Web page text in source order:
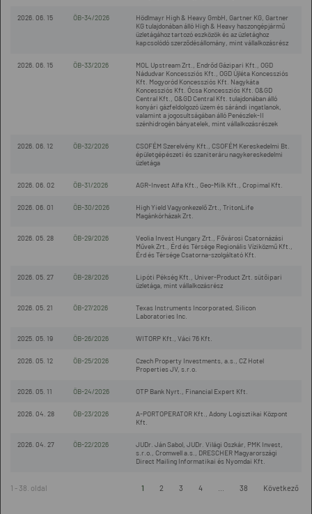
2026. 06. 15 ÖB-34/2026
Hödlmayr High & Heavy GmbH, Gartner KG, Gartner
KG tulajdonában álló High & Heavy haszongépjármű
üzletágához tartozó eszközök és az üzletághoz
kapcsolódó szerződésállomány, mint vállalkozásrész
2026. 06. 15 ÖB-33/2026
MOL Upstream Zrt., Endrőd Gázipari Kft., OGD
Nádudvar Koncessziós Kft., OGD Újléta Koncessziós
Kft. Mogyoród Koncessziós Kft. Nagykáta
Koncessziós Kft. Ócsa Koncessziós Kft. O&GD
Central Kft., O&GD Central Kft. tulajdonában álló
konyári gázfeldolgozó üzem és sárándi ingatlanok,
valamint a jogosultságában álló Penészlek-II
szénhidrogén bányatelek, mint vállalkozásrészek
2026. 06. 12 ÖB-32/2026
CSOFÉM Szerelvény Kft., CSOFÉM Kereskedelmi Bt.
épületgépészeti és szaniteráru nagykereskedelmi
üzletága
2026. 06. 02 ÖB-31/2026 AGR-Invest Alfa Kft., Geo-Milk Kft., Cropimal Kft.
2026. 06. 01 ÖB-30/2026
High Yield Vagyonkezelő Zrt., TritonLife
Magánkórházak Zrt.
2026. 05. 28 ÖB-29/2026
Veolia Invest Hungary Zrt., Fővárosi Csatornázási
Művek Zrt., Érd és Térsége Regionális Víziközmű Kft.,
Érd és Térsége Csatorna-szolgáltató Kft.
2026. 05. 27 ÖB-28/2026
Lipóti Pékség Kft., Univer-Product Zrt. sütőipari
üzletága, mint vállalkozásrész
2026. 05. 21 ÖB-27/2026
Texas Instruments Incorporated, Silicon
Laboratories Inc.
2025. 05. 19 ÖB-26/2026 WITORP Kft., Váci 76 Kft.
2026. 05. 12 ÖB-25/2026
Czech Property Investments, a.s., CZ Hotel
Properties JV, s.r.o.
2026. 05. 11 ÖB-24/2026 OTP Bank Nyrt., Financial Expert Kft.
2026. 04. 28 ÖB-23/2026
A-PORTOPERATOR Kft., Adony Logisztikai Központ
Kft.
2026. 04. 27 ÖB-22/2026
JUDr. Ján Sabol, JUDr. Világi Oszkár, PMK Invest,
s.r.o., Cromwell a.s., DRESCHER Magyarországi
Direct Mailing Informatikai és Nyomdai Kft.
1 - 38. oldal 1 2 3 4 38 Következő